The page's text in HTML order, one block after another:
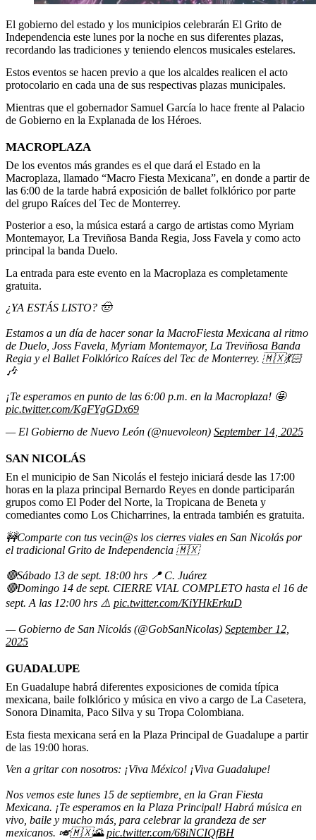
El gobierno del estado y los municipios celebrarán El Grito de
Independencia este lunes por la noche en sus diferentes plazas,
recordando las tradiciones y teniendo elencos musicales estelares.
Estos eventos se hacen previo a que los alcaldes realicen el acto
protocolario en cada una de sus respectivas plazas municipales.
Mientras que el gobernador Samuel García lo hace frente al Palacio
de Gobierno en la Explanada de los Héroes.
MACROPLAZA
De los eventos más grandes es el que dará el Estado en la
Macroplaza, llamado “Macro Fiesta Mexicana”, en donde a partir de
las 6:00 de la tarde habrá exposición de ballet folklórico por parte
del grupo Raíces del Tec de Monterrey.
Posterior a eso, la música estará a cargo de artistas como Myriam
Montemayor, La Treviñosa Banda Regia, Joss Favela y como acto
principal la banda Duelo.
La entrada para este evento en la Macroplaza es completamente
gratuita.
¿YA ESTÁS LISTO? 🤠
Estamos a un día de hacer sonar la MacroFiesta Mexicana al ritmo
de Duelo, Joss Favela, Myriam Montemayor, La Treviñosa Banda
Regia y el Ballet Folklórico Raíces del Tec de Monterrey. 🇲🇽💃🏻
🎶
¡Te esperamos en punto de las 6:00 p.m. en la Macroplaza! 🤩
pic.twitter.com/KgFYgGDx69
— El Gobierno de Nuevo León (@nuevoleon) September 14, 2025
SAN NICOLÁS
En el municipio de San Nicolás el festejo iniciará desde las 17:00
horas en la plaza principal Bernardo Reyes en donde participarán
grupos como El Poder del Norte, la Tropicana de Beneta y
comediantes como Los Chicharrines, la entrada también es gratuita.
🚧Comparte con tus vecin@s los cierres viales en San Nicolás por
el tradicional Grito de Independencia 🇲🇽
🔴Sábado 13 de sept. 18:00 hrs 📍 C. Juárez
🔴Domingo 14 de sept. CIERRE VIAL COMPLETO hasta el 16 de
sept. A las 12:00 hrs ⚠️ pic.twitter.com/KiYHkErkuD
— Gobierno de San Nicolás (@GobSanNicolas) September 12,
2025
GUADALUPE
En Guadalupe habrá diferentes exposiciones de comida típica
mexicana, baile folklórico y música en vivo a cargo de La Casetera,
Sonora Dinamita, Paco Silva y su Tropa Colombiana.
Esta fiesta mexicana será en la Plaza Principal de Guadalupe a partir
de las 19:00 horas.
Ven a gritar con nosotros: ¡Viva México! ¡Viva Guadalupe!
Nos vemos este lunes 15 de septiembre, en la Gran Fiesta
Mexicana. ¡Te esperamos en la Plaza Principal! Habrá música en
vivo, baile y mucho más, para celebrar la grandeza de ser
mexicanos. 🎺🇲🇽🌄pic.twitter.com/68iNCIQfBH